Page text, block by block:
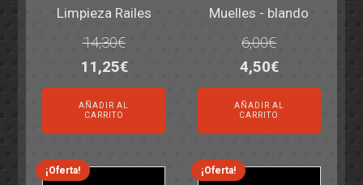
Limpieza Railes
14,30€
El
precio
original
era:
14,30€.
11,25€El
precio
actual
es:
11,25€.
AÑADIR AL
CARRITO
Muelles - blando
6,00€
El
precio
original
era:
6,00€.
4,50€El
precio
actual
es:
4,50€.
AÑADIR AL
CARRITO
¡Oferta! ¡Oferta!